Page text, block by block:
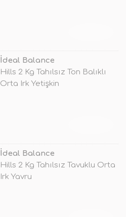
İdeal Balance
Hills 2 Kg Tahılsız Ton Balıklı
Orta Irk Yetişkin
İdeal Balance
Hills 2 Kg Tahılsız Tavuklu Orta
Irk Yavru